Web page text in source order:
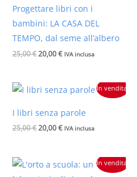
Progettare libri con i
bambini: LA CASA DEL
TEMPO, dal seme all’albero
25,00€20,00€ IVA inclusa
In vendita!
I libri senza parole
25,00€
Il
prezzo
era:
25,00 €.
20,00€
Il
prezzo
è:
20,00 €.
IVA inclusa
In vendita!
Il
prezzo
Il
prezzo